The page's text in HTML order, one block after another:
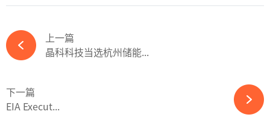
上一篇
晶科科技当选杭州储能...
下一篇
EIA Execut...